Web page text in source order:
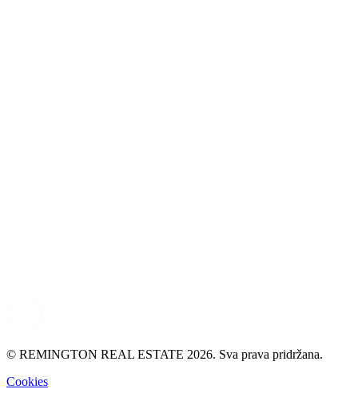
© REMINGTON REAL ESTATE 2026. Sva prava pridržana.
Cookies